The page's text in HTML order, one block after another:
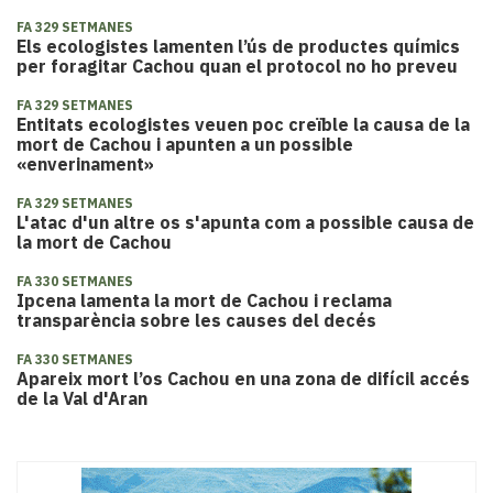
FA 329 SETMANES
Els ecologistes lamenten l’ús de productes químics
per foragitar Cachou quan el protocol no ho preveu
FA 329 SETMANES
Entitats ecologistes veuen poc creïble la causa de la
mort de Cachou i apunten a un possible
«enverinament»
FA 329 SETMANES
L'atac d'un altre os s'apunta com a possible causa de
la mort de Cachou
FA 330 SETMANES
Ipcena lamenta la mort de Cachou i reclama
transparència sobre les causes del decés
FA 330 SETMANES
​Apareix mort l’os Cachou en una zona de difícil accés
de la Val d'Aran